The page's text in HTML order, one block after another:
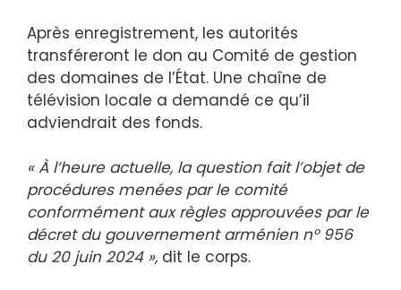
Après enregistrement, les autorités
transféreront le don au Comité de gestion
des domaines de l’État. Une chaîne de
télévision locale a demandé ce qu’il
adviendrait des fonds.
« À l’heure actuelle, la question fait l’objet de
procédures menées par le comité
conformément aux règles approuvées par le
décret du gouvernement arménien n° 956
du 20 juin 2024 », dit le corps.